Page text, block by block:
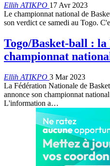
Ellih ATIKPO 17 Avr 2023
Le championnat national de
son verdict ce samedi au Togo.
Togo/Basket-ball : la
championnat
Ellih ATIKPO 3 Mar 2023
La Fédération Nationale de
annonce son championnat
L'information a…